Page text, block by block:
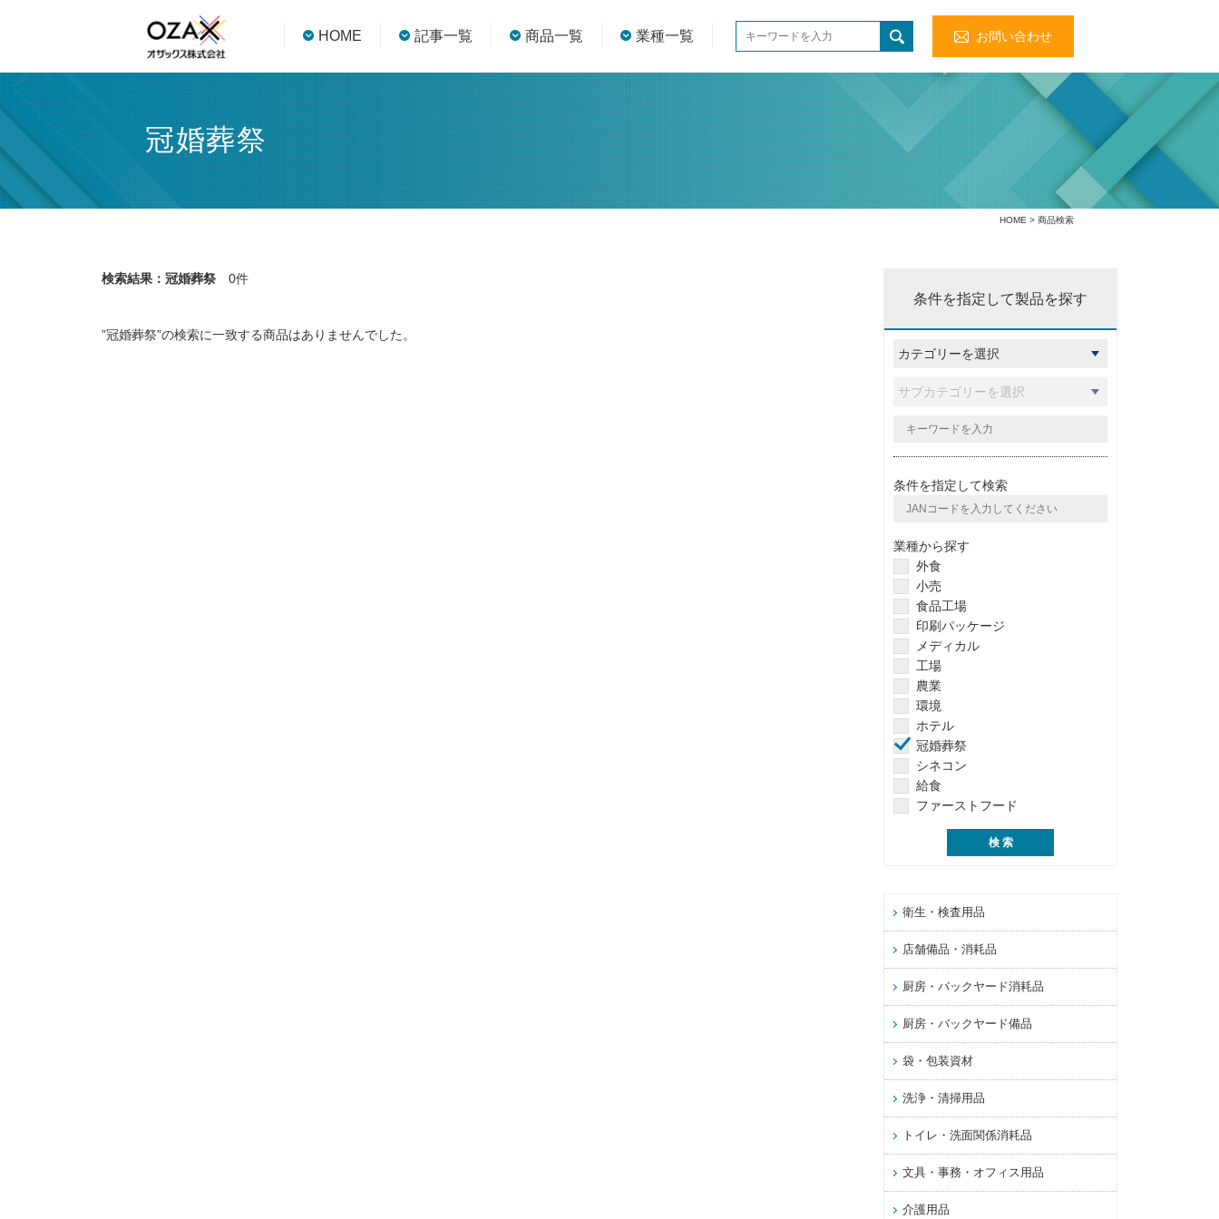
HOME 記事一覧 商品一覧 業種一覧 お問い合わせ
冠婚葬祭
HOME > 商品検索
検索結果：冠婚葬祭 0件
”冠婚葬祭”の検索に一致する商品はありませんでした。
条件を指定して製品を探す
条件を指定して検索
業種から探す
外食
小売
食品工場
印刷パッケージ
メディカル
工場
農業
環境
ホテル
冠婚葬祭
シネコン
給食
ファーストフード
衛生・検査用品
店舗備品・消耗品
厨房・バックヤード消耗品
厨房・バックヤード備品
袋・包装資材
洗浄・清掃用品
トイレ・洗面関係消耗品
文具・事務・オフィス用品
介護用品